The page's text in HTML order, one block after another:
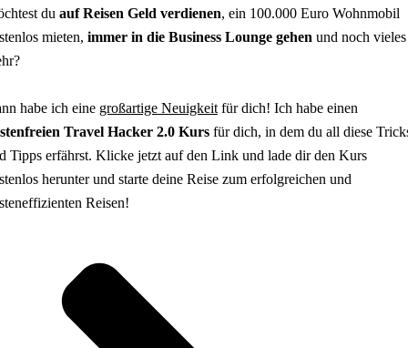
du auf Reisen Geld verdienen, ein 100.000 Euro Wohnmobil
mieten, immer in die Business Lounge gehen und noch vieles
habe ich eine großartige Neuigkeit für dich! Ich habe einen
Travel Hacker 2.0 Kurs für dich, in dem du all diese
Tipps erfährst. Klicke jetzt auf den Link und lade dir den Kurs
herunter und starte deine Reise zum erfolgreichen und
Reisen!